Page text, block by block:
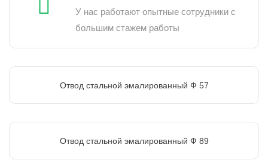
У нас работают опытные сотрудники с
большим стажем работы
Отвод стальной эмалированный Ф 57
Отвод стальной эмалированный Ф 89